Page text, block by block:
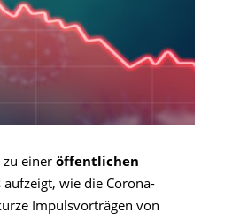
zu einer öffentlichen
wie die Corona-
Impulsvorträgen von